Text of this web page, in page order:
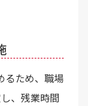
るため、職場
、残業時間